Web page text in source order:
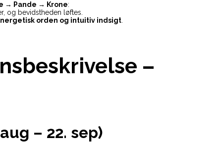
→ Pande → Krone:
og bevidstheden løftes.
orden og intuitiv indsigt
–
– 22. sep)